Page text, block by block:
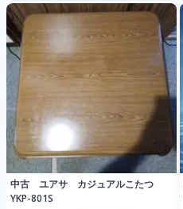
中古 ユアサ カジュアルこたつ
YKP-801S